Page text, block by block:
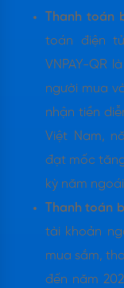
Thanh toán
toán điện
VNPAY-QR
người mua
nhận tiền
Việt Nam,
đạt mốc tăng
kỳ năm ngoái
Thanh toán
tài khoản
mua sắm,
đến năm